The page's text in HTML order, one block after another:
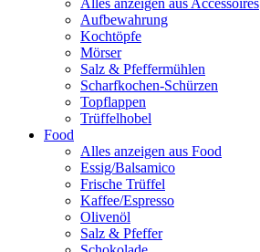
Alles anzeigen aus Accessoires
Aufbewahrung
Kochtöpfe
Mörser
Salz & Pfeffermühlen
Scharfkochen-Schürzen
Topflappen
Trüffelhobel
Food
Alles anzeigen aus Food
Essig/Balsamico
Frische Trüffel
Kaffee/Espresso
Olivenöl
Salz & Pfeffer